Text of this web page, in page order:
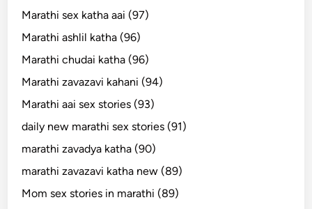
Marathi sex katha aai (97)
Marathi ashlil katha (96)
Marathi chudai katha (96)
Marathi zavazavi kahani (94)
Marathi aai sex stories (93)
daily new marathi sex stories (91)
marathi zavadya katha (90)
marathi zavazavi katha new (89)
Mom sex stories in marathi (89)